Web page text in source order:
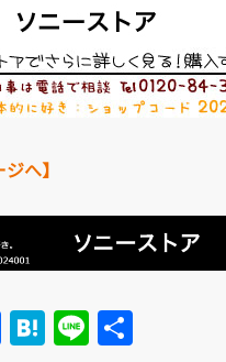
へ】
Facebook
Hatena
Line